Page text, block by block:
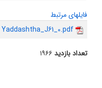
فایلهای مرتبط
Yaddashtha_J61_0.pdf
تعداد بازدید۱۹۶۶